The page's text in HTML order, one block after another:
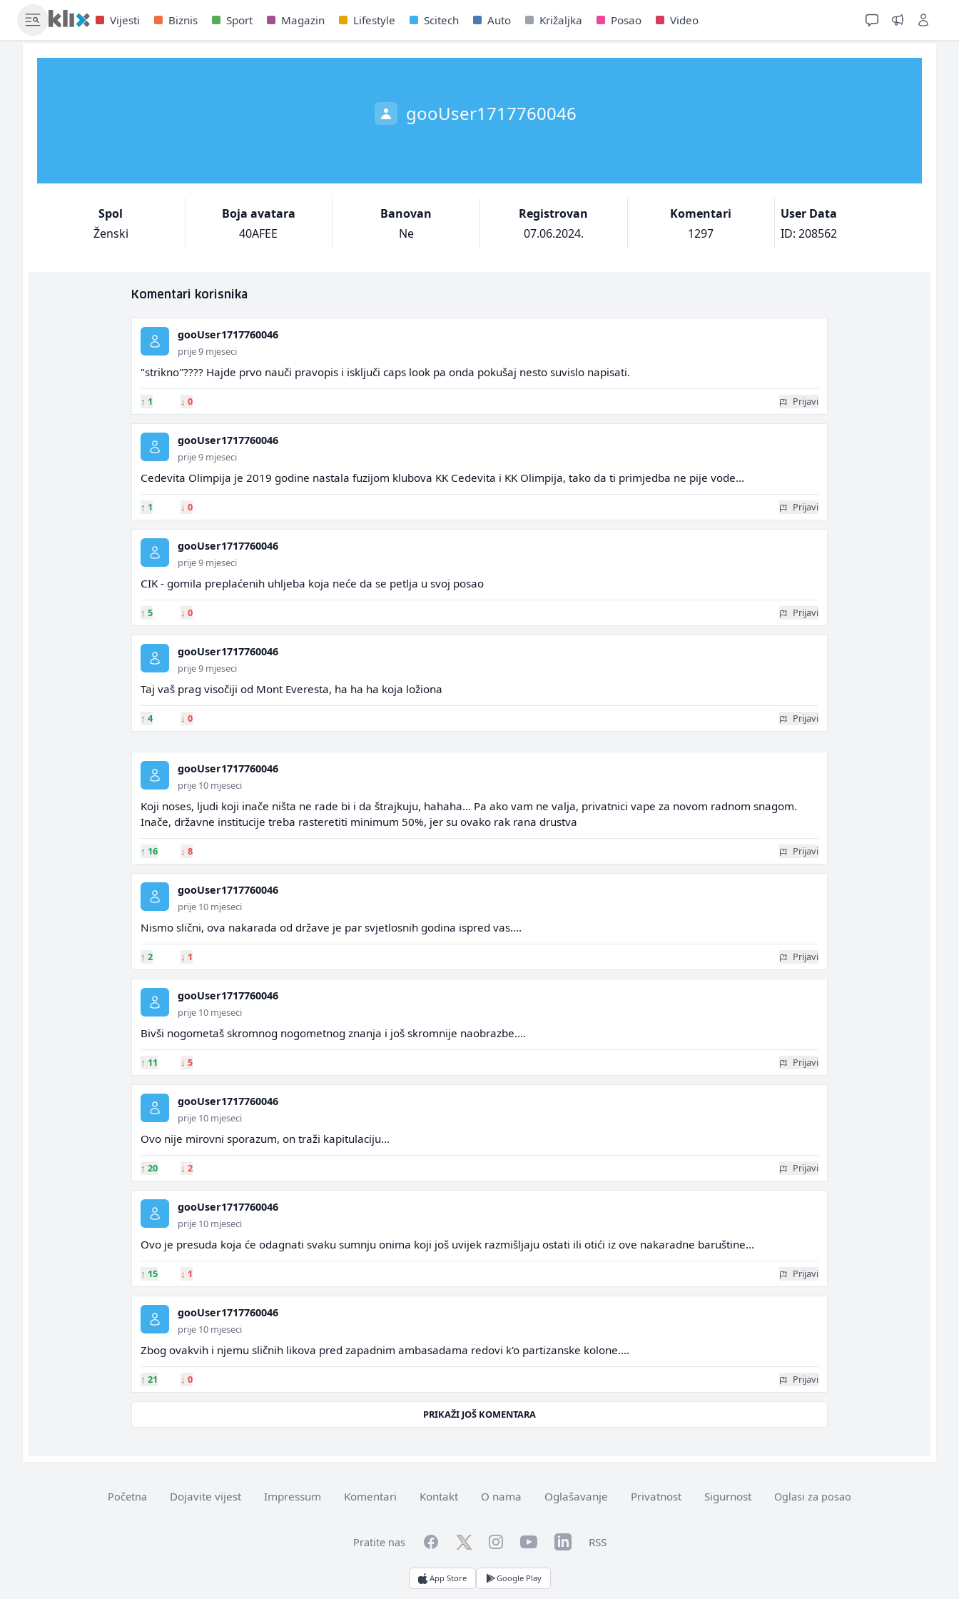
Vijesti Biznis Sport Magazin Lifestyle Scitech Auto Križaljka Posao Video
gooUser1717760046
Spol
Ženski
Boja avatara
40AFEE
Banovan
Ne
Registrovan
07.06.2024.
Komentari
1297
User Data
ID: 208562
Komentari korisnika
gooUser1717760046
prije 9 mjeseci
"strikno"???? Hajde prvo nauči pravopis i isključi caps look pa onda pokušaj nesto suvislo napisati.
↑ 1 ↓ 0 Prijavi
gooUser1717760046
prije 9 mjeseci
Cedevita Olimpija je 2019 godine nastala fuzijom klubova KK Cedevita i KK Olimpija, tako da ti primjedba ne pije vode...
↑ 1 ↓ 0 Prijavi
gooUser1717760046
prije 9 mjeseci
CIK - gomila preplaćenih uhljeba koja neće da se petlja u svoj posao
↑ 5 ↓ 0 Prijavi
gooUser1717760046
prije 9 mjeseci
Taj vaš prag visočiji od Mont Everesta, ha ha ha koja ložiona
↑ 4 ↓ 0 Prijavi
gooUser1717760046
prije 10 mjeseci
Koji noses, ljudi koji inače ništa ne rade bi i da štrajkuju, hahaha... Pa ako vam ne valja, privatnici vape za novom radnom snagom.
Inače, državne institucije treba rasteretiti minimum 50%, jer su ovako rak rana drustva
↑ 16 ↓ 8 Prijavi
gooUser1717760046
prije 10 mjeseci
Nismo slični, ova nakarada od države je par svjetlosnih godina ispred vas....
↑ 2 ↓ 1 Prijavi
gooUser1717760046
prije 10 mjeseci
Bivši nogometaš skromnog nogometnog znanja i još skromnije naobrazbe....
↑ 11 ↓ 5 Prijavi
gooUser1717760046
prije 10 mjeseci
Ovo nije mirovni sporazum, on traži kapitulaciju...
↑ 20 ↓ 2 Prijavi
gooUser1717760046
prije 10 mjeseci
Ovo je presuda koja će odagnati svaku sumnju onima koji još uvijek razmišljaju ostati ili otići iz ove nakaradne baruštine...
↑ 15 ↓ 1 Prijavi
gooUser1717760046
prije 10 mjeseci
Zbog ovakvih i njemu sličnih likova pred zapadnim ambasadama redovi k'o partizanske kolone....
↑ 21 ↓ 0 Prijavi
PRIKAŽI JOŠ KOMENTARA
Početna Dojavite vijest Impressum Komentari Kontakt O nama Oglašavanje Privatnost Sigurnost Oglasi za posao
Pratite nas FacebookTwitterInstagramYouTubeLinkedInRSS
App Store Google Play